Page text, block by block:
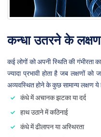
कन्धा उतरने के लक्षण
कई लोगों को अपनी स्थिति की गंभीरता
ज्यादा प्रभावी होता है जब लक्षणों
अव्यवस्थित होने के कुछ सामान्य लक्षण ये
कंधे में अचानक झटका या दर्द
हाथ उठाने में कठिनाई
कंधे में ढीलापन या अस्थिरता